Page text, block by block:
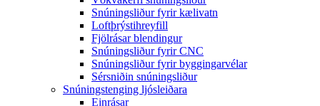
Snúningsliður fyrir kælivatn
Loftþrýstihreyfill
Fjölrásar blendingur
Snúningsliður fyrir CNC
Snúningsliður fyrir byggingarvélar
Sérsniðin snúningsliður
Snúningstenging ljósleiðara
Einrásar